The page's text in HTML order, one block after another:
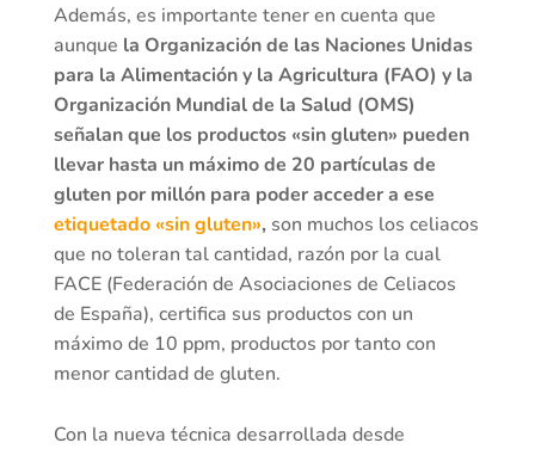
Además, es importante tener en cuenta que
aunque la Organización de las Naciones Unidas
para la Alimentación y la Agricultura (FAO) y la
Organización Mundial de la Salud (OMS)
señalan que los productos «sin gluten» pueden
llevar hasta un máximo de 20 partículas de
gluten por millón para poder acceder a ese
etiquetado «sin gluten», son muchos los celiacos
que no toleran tal cantidad, razón por la cual
FACE (Federación de Asociaciones de Celiacos
de España), certifica sus productos con un
máximo de 10 ppm, productos por tanto con
menor cantidad de gluten.
Con la nueva técnica desarrollada desde